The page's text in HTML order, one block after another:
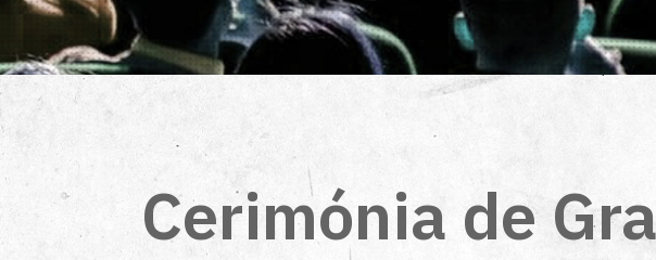
Cerimónia de